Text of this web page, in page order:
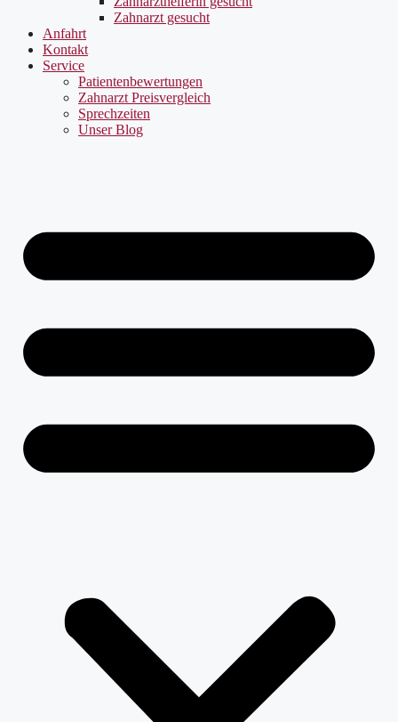
Zahnarzt gesucht
Anfahrt
Kontakt
Service
Patientenbewertungen
Zahnarzt Preisvergleich
Sprechzeiten
Unser Blog